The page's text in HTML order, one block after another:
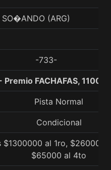
SO�ANDO (ARG)
-733-
Premio FACHAFAS, 1100
Pista Normal
Condicional
$1300000 al 1ro, $260000
$65000 al 4to